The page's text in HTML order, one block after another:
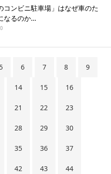
コンビニ駐車場」はなぜ車のた
なるのか…
5 6 7 8 9
14 15 16
21 22 23
28 29 30
35 36 37
42 43 44